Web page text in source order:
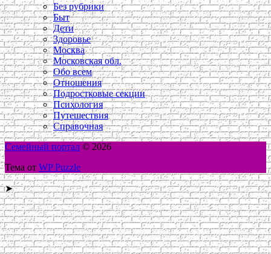
Без рубрики
Быт
Дети
Здоровье
Москва
Московская обл.
Обо всем
Отношения
Подростковые секции
Психология
Путешествия
Справочная
Семейный портал © 2026
Тема от WP Puzzle
➤